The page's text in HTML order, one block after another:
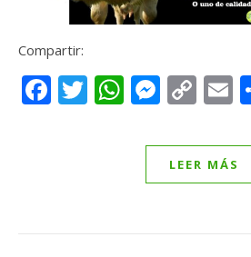
Compartir:
Facebook
Twitter
LEER MÁS